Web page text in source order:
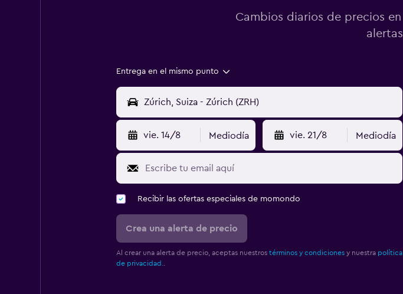
Cambios diarios de precios
Entrega en el mismo punto
vie. 14/8 Mediodía vie. 21/8 Mediodía
Recibir las ofertas especiales de momondo
Crea una alerta de precio
Al crear una alerta de precio, aceptas nuestros términos y condicionesy nuestra política
de privacidad.